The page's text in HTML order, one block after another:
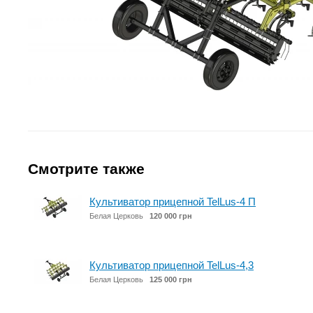
Смотрите также
Культиватор прицепной TelLus-4 П
Белая Церковь 120 000 грн
Культиватор прицепной TelLus-4,3
Белая Церковь 125 000 грн